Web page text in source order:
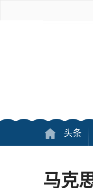
头条
马克